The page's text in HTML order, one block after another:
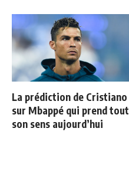
La prédiction de Cristiano
sur Mbappé qui prend tout
son sens aujourd’hui